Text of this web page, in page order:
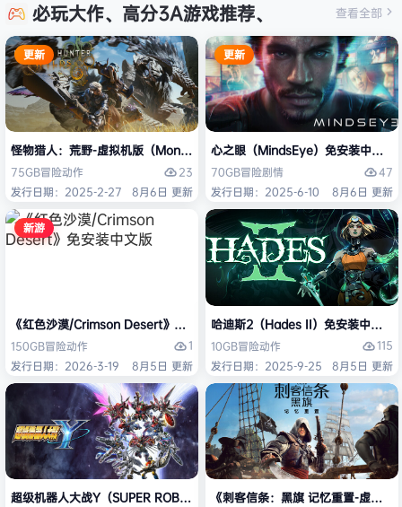
必玩大作、高分3A游戏推荐、 查看全部
更新
怪物猎人：荒野-虚拟机版（Monster Hunter Wilds HYPERVISOR）免安
75GB冒险动作
23
发行日期：2025-2-27
8月6日 更新
更新
心之眼（MindsEye）免安装中文版
70GB冒险剧情
47
发行日期：2025-6-10
8月6日 更新
新游
《红色沙漠/Crimson Desert》免安装中文版
150GB冒险动作
1
发行日期：2026-3-19
8月5日 更新
哈迪斯2（Hades II）免安装中文版
10GB冒险动作
115
发行日期：2025-9-25
8月5日 更新
超级机器人大战Y（SUPER ROBOT WARS Y）免安装中文版
《刺客信条：黑旗 记忆重置-虚拟